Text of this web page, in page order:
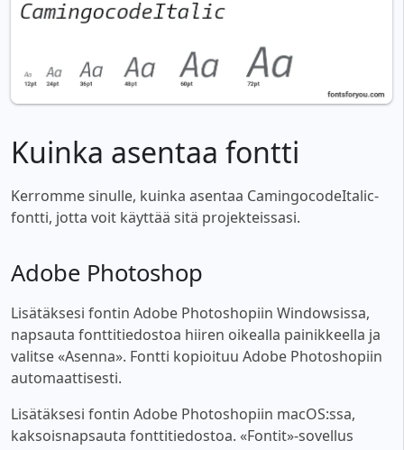
Kuinka asentaa fontti
Kerromme sinulle, kuinka asentaa CamingocodeItalic-
fontti, jotta voit käyttää sitä projekteissasi.
Adobe Photoshop
Lisätäksesi fontin Adobe Photoshopiin Windowsissa,
napsauta fonttitiedostoa hiiren oikealla painikkeella ja
valitse «Asenna». Fontti kopioituu Adobe Photoshopiin
automaattisesti.
Lisätäksesi fontin Adobe Photoshopiin macOS:ssa,
kaksoisnapsauta fonttitiedostoa. «Fontit»-sovellus